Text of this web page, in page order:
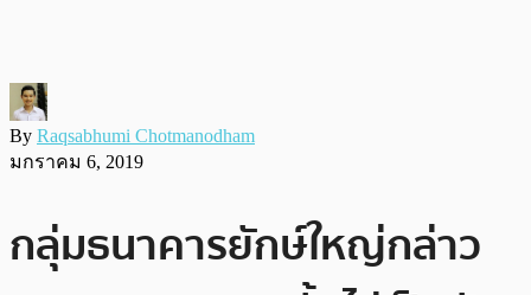
By Raqsabhumi Chotmanodham
มกราคม 6, 2019
กลุ่มธนาคารยักษ์ใหญ่กล่าว